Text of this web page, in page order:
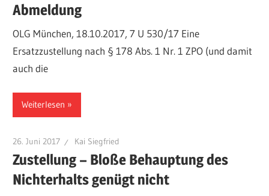
Abmeldung
OLG München, 18.10.2017, 7 U 530/17 Eine
Ersatzzustellung nach § 178 Abs. 1 Nr. 1 ZPO (und damit
auch die
Weiterlesen
26. Juni 2017 Kai Siegfried
Zustellung – Bloße Behauptung des
Nichterhalts genügt nicht